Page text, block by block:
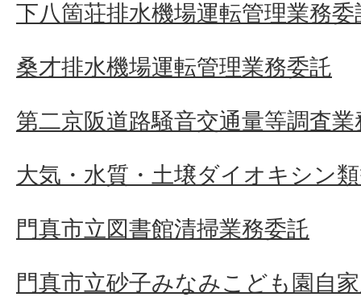
下八箇荘排水機場運転管理業務委
桑才排水機場運転管理業務委託
第二京阪道路騒音交通量等調査業
大気・水質・土壌ダイオキシン
門真市立図書館清掃業務委託
門真市立砂子みなみこども園自